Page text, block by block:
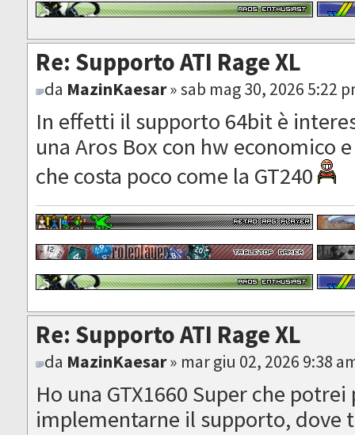
Re: Supporto ATI Rage XL
da MazinKaesar» sab mag 30, 2026 5:22
In effetti il supporto 64bit è
una Aros Box con hw economico
che costa poco come la GT240
Re: Supporto ATI Rage XL
da MazinKaesar» mar giu 02, 2026 9:38
Ho una GTX1660 Super che
implementarne il supporto, dove